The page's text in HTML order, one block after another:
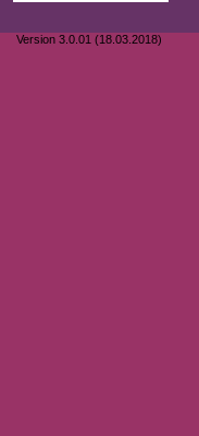
Version 3.0.01 (18.03.2018)